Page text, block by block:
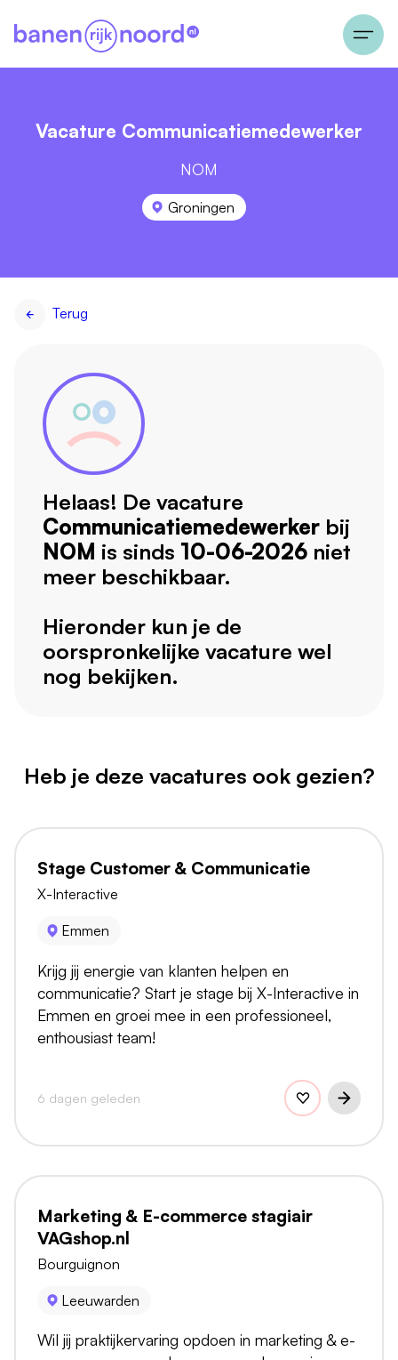
Vacature Communicatiemedewerker
NOM
Groningen
Terug
Helaas! De vacature
Communicatiemedewerker bij
NOM is sinds 10-06-2026 niet
meer beschikbaar.
Hieronder kun je de
oorspronkelijke vacature wel
nog bekijken.
Heb je deze vacatures ook gezien?
Stage Customer & Communicatie
X-Interactive
Emmen
Krijg jij energie van klanten helpen en
communicatie? Start je stage bij X-Interactive in
Emmen en groei mee in een professioneel,
enthousiast team!
6 dagen geleden
Marketing & E-commerce stagiair
VAGshop.nl
Bourguignon
Leeuwarden
Wil jij praktijkervaring opdoen in marketing & e-